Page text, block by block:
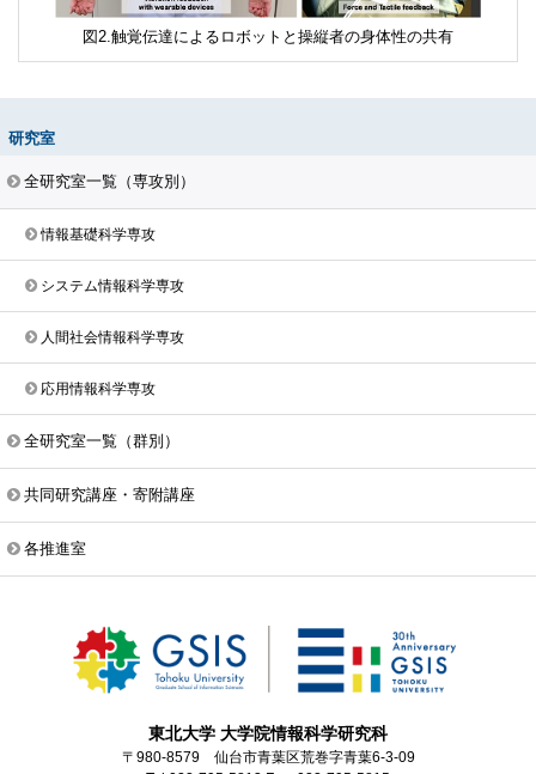
触覚伝達によるロボットと操縦者の身体性の共有
研究室
全研究室一覧（専攻別）
情報基礎科学専攻
システム情報科学専攻
人間社会情報科学専攻
応用情報科学専攻
全研究室一覧（群別）
共同研究講座・寄附講座
各推進室
東北大学 大学院情報科学研究科
〒980-8579 仙台市青葉区荒巻字青葉6-3-09